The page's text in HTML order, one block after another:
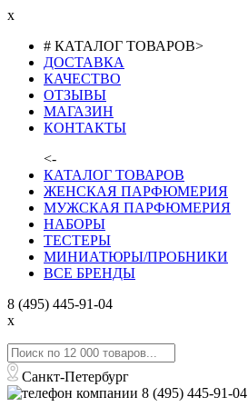
x
# КАТАЛОГ ТОВАРОВ>
ДОСТАВКА
КАЧЕСТВО
ОТЗЫВЫ
МАГАЗИН
КОНТАКТЫ
<-
КАТАЛОГ ТОВАРОВ
ЖЕНСКАЯ ПАРФЮМЕРИЯ
МУЖСКАЯ ПАРФЮМЕРИЯ
НАБОРЫ
ТЕСТЕРЫ
МИНИАТЮРЫ/ПРОБНИКИ
ВСЕ БРЕНДЫ
8 (495) 445-91-04
x
Санкт-Петербург
8 (495) 445-91-04